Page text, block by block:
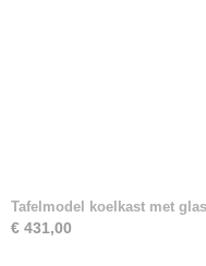
Tafelmodel koelkast met
€ 431,00